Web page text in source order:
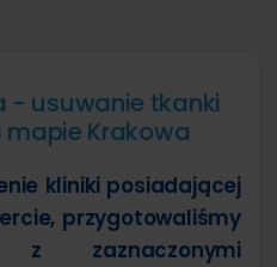
- usuwanie tkanki
mapie Krakowa
kliniki posiadającej
przygotowaliśmy
zaznaczonymi